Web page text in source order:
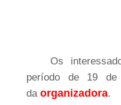
Os
período de 19
da organizadora.